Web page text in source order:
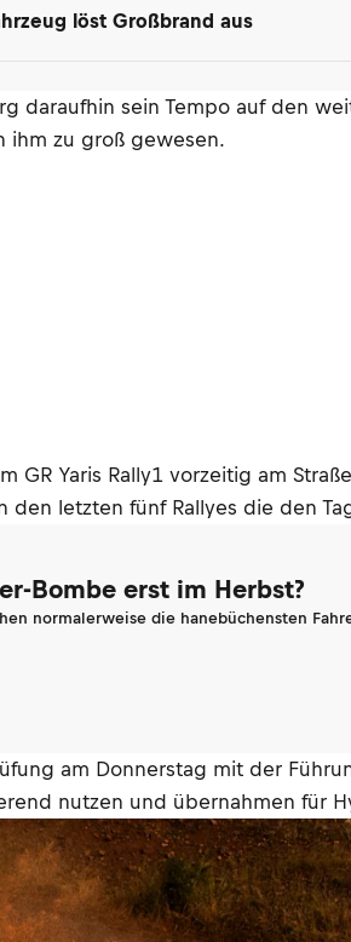
löst Großbrand aus
daraufhin sein Tempo auf den
ihm zu groß gewesen.
Yaris Rally1 vorzeitig am
den letzten fünf Rallyes die den
Bombe erst im Herbst?
normalerweise die hanebüchensten
am Donnerstag mit der
nutzen und übernahmen für